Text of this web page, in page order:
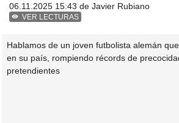
06.11.2025 15:43 de Javier Rubiano
VER LECTURAS
Hablamos de un joven futbolista alemán
en su país, rompiendo récords de
pretendientes